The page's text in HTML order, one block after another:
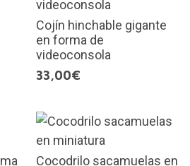
Cojín hinchable gigante
en forma de
videoconsola
33,00€
Cocodrilo sacamuelas en